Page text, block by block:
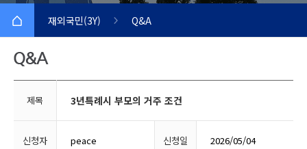
재외국민(3Y) Q&A
제목 3년특례시 부모의 거주 조건
신청자 peace 신청일 2026/05/04